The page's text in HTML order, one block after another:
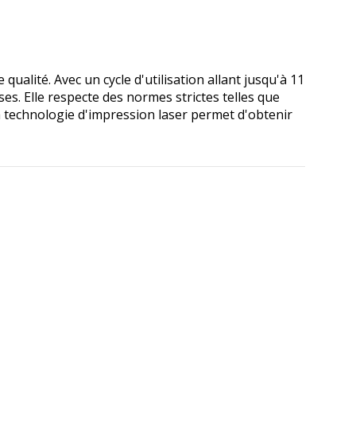
Avec un cycle d'utilisation allant jusqu'à 11
Elle respecte des normes strictes telles que
technologie d'impression laser permet d'obtenir